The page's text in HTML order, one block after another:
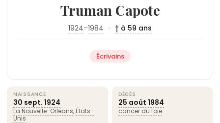
Truman Capote
1924–1984 · † à 59 ans
Écrivains
NAISSANCE
30 sept. 1924
La Nouvelle-Orléans, États-
Unis
DÉCÈS
25 août 1984
cancer du foie